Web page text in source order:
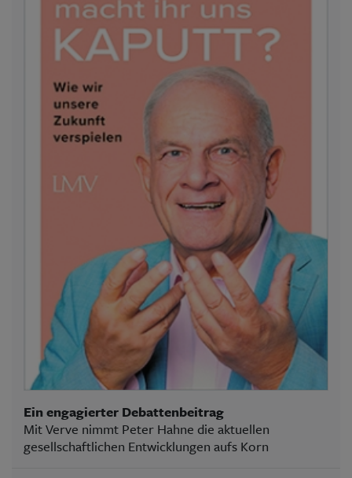
Ein engagierter Debattenbeitrag
Mit Verve nimmt Peter Hahne die aktuellen
gesellschaftlichen Entwicklungen aufs Korn